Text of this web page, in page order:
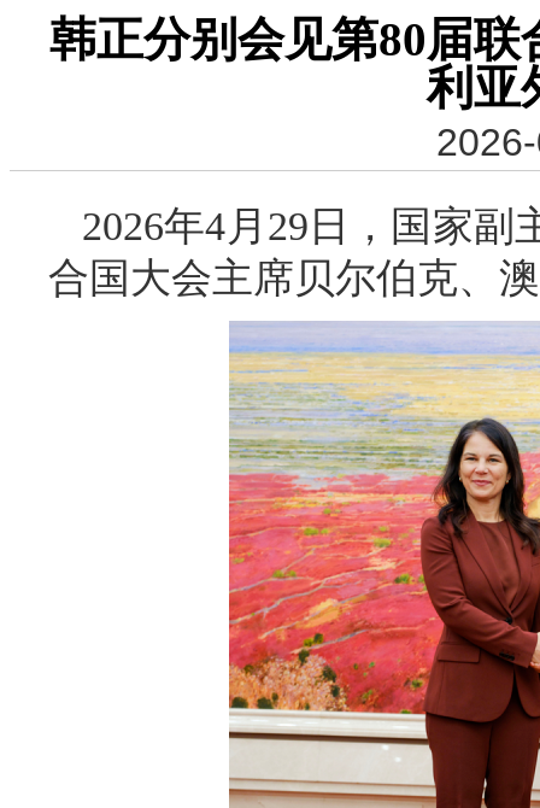
韩正分别会见第80届
利亚
2026年4月29日，国家
合国大会主席贝尔伯克、